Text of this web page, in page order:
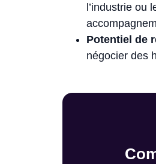
l’industrie ou
Potentiel de
négocier des